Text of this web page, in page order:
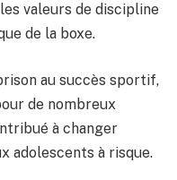
valeurs de discipline
de la boxe.
au succès sportif,
de nombreux
à changer
adolescents à risque.